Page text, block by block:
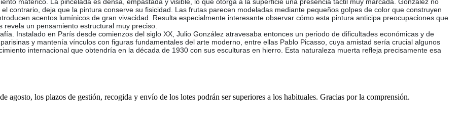
matérico. La pincelada es densa, empastada y visible, lo que otorga a la superficie una presencia táctil muy marcada. González no
contrario, deja que la pintura conserve su fisicidad. Las frutas parecen modeladas mediante pequeños golpes de color que construyen
acentos lumínicos de gran vivacidad. Resulta especialmente interesante observar cómo esta pintura anticipa preocupaciones que
un pensamiento estructural muy preciso.
Instalado en París desde comienzos del siglo XX, Julio González atravesaba entonces un periodo de dificultades económicas y de
y mantenía vínculos con figuras fundamentales del arte moderno, entre ellas Pablo Picasso, cuya amistad sería crucial algunos
internacional que obtendría en la década de 1930 con sus esculturas en hierro. Esta naturaleza muerta refleja precisamente esa
agosto, los plazos de gestión, recogida y envío de los lotes podrán ser superiores a los habituales. Gracias por la comprensión.